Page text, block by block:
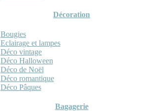
Décoration
Bougies
Eclairage et lampes
Déco vintage
Déco Halloween
Déco de Noël
Déco romantique
Déco Pâques
Bagagerie